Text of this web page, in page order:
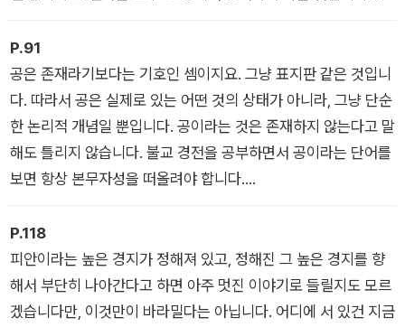
- 고통의 바다에서 벗어나기
P.91
공은 존재라기보다는 기호인 셈이지요. 그냥 표지판 같은 것입니
다. 따라서 공은 실제로 있는 어떤 것의 상태가 아니라, 그냥 단순
한 논리적 개념일 뿐입니다. 공이라는 것은 존재하지 않는다고 말
해도 틀리지 않습니다. 불교 경전을 공부하면서 공이라는 단어를
보면 항상 본무자성을 떠올려야 합니다.
- 세계의 실상 – 공
P.118
피안이라는 높은 경지가 정해져 있고, 정해진 그 높은 경지를 향
해서 부단히 나아간다고 하면 아주 멋진 이야기로 들릴지도 모르
겠습니다만, 이것만이 바라밀다는 아닙니다. 어디에 서 있건 지금